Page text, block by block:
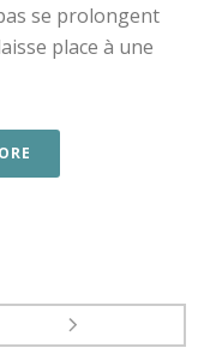
se prolongent
place à une